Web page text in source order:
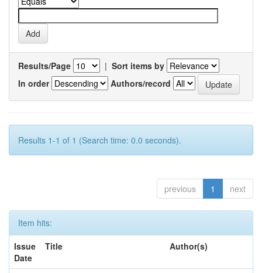
Results/Page | Sort items by
In order
Authors/record
Results 1-1 of 1 (Search time: 0.0 seconds).
previous 1 next
Item hits:
Issue
Date
Title Author(s)